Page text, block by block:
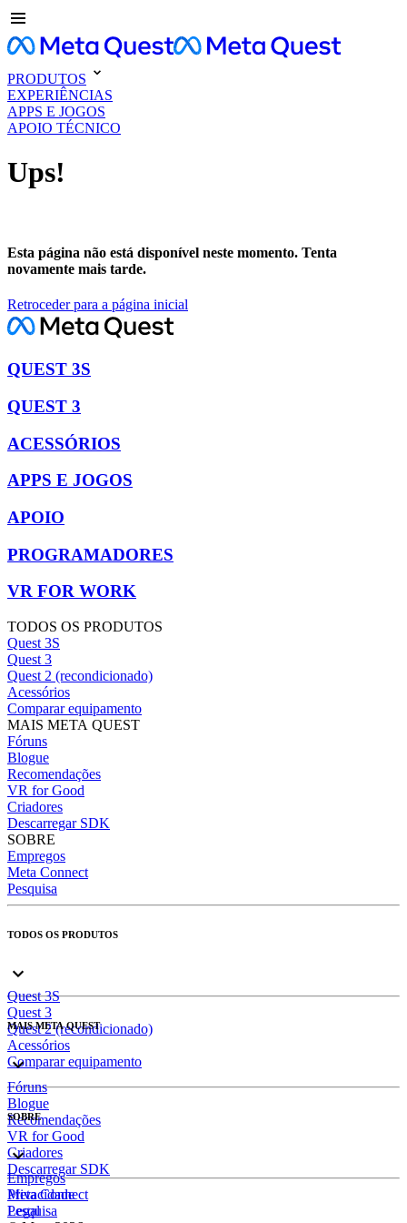
PRODUTOS
EXPERIÊNCIAS
APPS E JOGOS
APOIO TÉCNICO
Ups!
Esta página não está disponível neste momento. Tenta
novamente mais tarde.
Retroceder para a página inicial
QUEST 3S
QUEST 3
ACESSÓRIOS
APPS E JOGOS
APOIO
PROGRAMADORES
VR FOR WORK
TODOS OS PRODUTOS
Quest 3S
Quest 3
Quest 2 (recondicionado)
Acessórios
Comparar equipamento
MAIS META QUEST
Fóruns
Blogue
Recomendações
VR for Good
Criadores
Descarregar SDK
SOBRE
Empregos
Meta Connect
Pesquisa
TODOS OS PRODUTOS
Quest 3S
Quest 3
Quest 2 (recondicionado)
Acessórios
Comparar equipamento
MAIS META QUEST
Fóruns
Blogue
Recomendações
VR for Good
Criadores
Descarregar SDK
SOBRE
Empregos
Meta Connect
Pesquisa
Privacidade
Legal